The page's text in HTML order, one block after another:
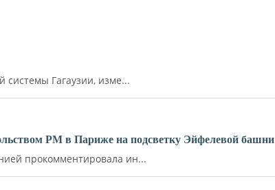
Гагаузии, изме...
РМ в Париже на подсветку Эйфелевой башни
прокомментировала ин...